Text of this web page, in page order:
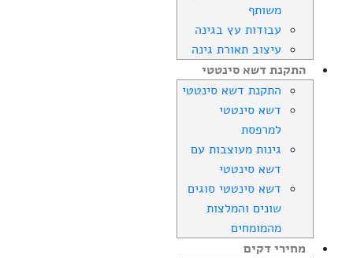
משותף
עבודות עץ בגינה
עיצוב תאורת גינה
התקנת דשא סינטטי
התקנת דשא סינטטי
דשא סינטטי
למרפסת
גינות מעוצבות עם
דשא סינטטי
דשא סינטטי סוגים
שונים והמלצות
מהמומחים
מחירי דקים